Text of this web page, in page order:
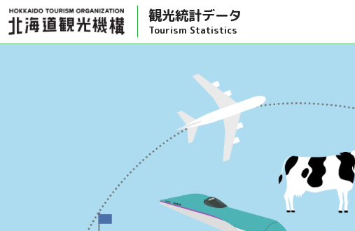
観光統計データ
Tourism Statistics